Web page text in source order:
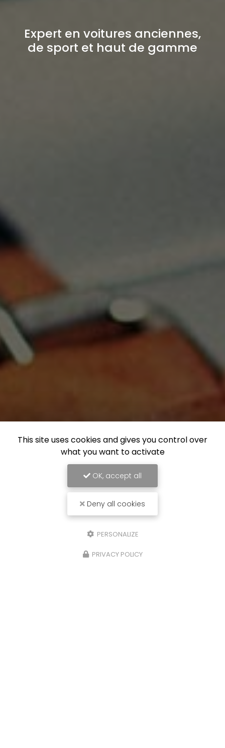
Expert en voitures anciennes,
de sport et haut de gamme
This site uses cookies and gives you control over
what you want to activate
OK, accept all
Deny all cookies
PERSONALIZE
PRIVACY POLICY